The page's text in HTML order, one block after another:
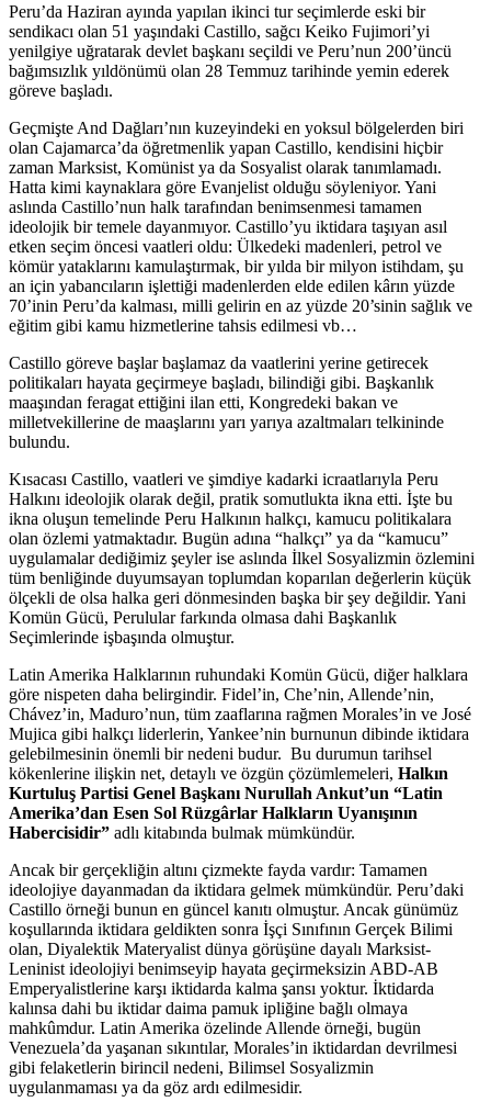
Peru’da Haziran ayında yapılan ikinci tur seçimlerde eski bir
sendikacı olan 51 yaşındaki Castillo, sağcı Keiko Fujimori’yi
yenilgiye uğratarak devlet başkanı seçildi ve Peru’nun 200’üncü
bağımsızlık yıldönümü olan 28 Temmuz tarihinde yemin ederek
göreve başladı.
Geçmişte And Dağları’nın kuzeyindeki en yoksul bölgelerden biri
olan Cajamarca’da öğretmenlik yapan Castillo, kendisini hiçbir
zaman Marksist, Komünist ya da Sosyalist olarak tanımlamadı.
Hatta kimi kaynaklara göre Evanjelist olduğu söyleniyor. Yani
aslında Castillo’nun halk tarafından benimsenmesi tamamen
ideolojik bir temele dayanmıyor. Castillo’yu iktidara taşıyan asıl
etken seçim öncesi vaatleri oldu: Ülkedeki madenleri, petrol ve
kömür yataklarını kamulaştırmak, bir yılda bir milyon istihdam, şu
an için yabancıların işlettiği madenlerden elde edilen kârın yüzde
70’inin Peru’da kalması, milli gelirin en az yüzde 20’sinin sağlık ve
eğitim gibi kamu hizmetlerine tahsis edilmesi vb…
Castillo göreve başlar başlamaz da vaatlerini yerine getirecek
politikaları hayata geçirmeye başladı, bilindiği gibi. Başkanlık
maaşından feragat ettiğini ilan etti, Kongredeki bakan ve
milletvekillerine de maaşlarını yarı yarıya azaltmaları telkininde
bulundu.
Kısacası Castillo, vaatleri ve şimdiye kadarki icraatlarıyla Peru
Halkını ideolojik olarak değil, pratik somutlukta ikna etti. İşte bu
ikna oluşun temelinde Peru Halkının halkçı, kamucu politikalara
olan özlemi yatmaktadır. Bugün adına “halkçı” ya da “kamucu”
uygulamalar dediğimiz şeyler ise aslında İlkel Sosyalizmin özlemini
tüm benliğinde duyumsayan toplumdan koparılan değerlerin küçük
ölçekli de olsa halka geri dönmesinden başka bir şey değildir. Yani
Komün Gücü, Perulular farkında olmasa dahi Başkanlık
Seçimlerinde işbaşında olmuştur.
Latin Amerika Halklarının ruhundaki Komün Gücü, diğer halklara
göre nispeten daha belirgindir. Fidel’in, Che’nin, Allende’nin,
Chávez’in, Maduro’nun, tüm zaaflarına rağmen Morales’in ve José
Mujica gibi halkçı liderlerin, Yankee’nin burnunun dibinde iktidara
gelebilmesinin önemli bir nedeni budur. Bu durumun tarihsel
kökenlerine ilişkin net, detaylı ve özgün çözümlemeleri, Halkın
Kurtuluş Partisi Genel Başkanı Nurullah Ankut’un “Latin
Amerika’dan Esen Sol Rüzgârlar Halkların Uyanışının
Habercisidir” adlı kitabında bulmak mümkündür.
Ancak bir gerçekliğin altını çizmekte fayda vardır: Tamamen
ideolojiye dayanmadan da iktidara gelmek mümkündür. Peru’daki
Castillo örneği bunun en güncel kanıtı olmuştur. Ancak günümüz
koşullarında iktidara geldikten sonra İşçi Sınıfının Gerçek Bilimi
olan, Diyalektik Materyalist dünya görüşüne dayalı Marksist-
Leninist ideolojiyi benimseyip hayata geçirmeksizin ABD-AB
Emperyalistlerine karşı iktidarda kalma şansı yoktur. İktidarda
kalınsa dahi bu iktidar daima pamuk ipliğine bağlı olmaya
mahkûmdur. Latin Amerika özelinde Allende örneği, bugün
Venezuela’da yaşanan sıkıntılar, Morales’in iktidardan devrilmesi
gibi felaketlerin birincil nedeni, Bilimsel Sosyalizmin
uygulanmaması ya da göz ardı edilmesidir.